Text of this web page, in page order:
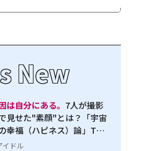
New
は自分にある。 7人が撮影
見せた"素顔"とは？「宇宙
幸福（ハピネス）論」THE
イドル